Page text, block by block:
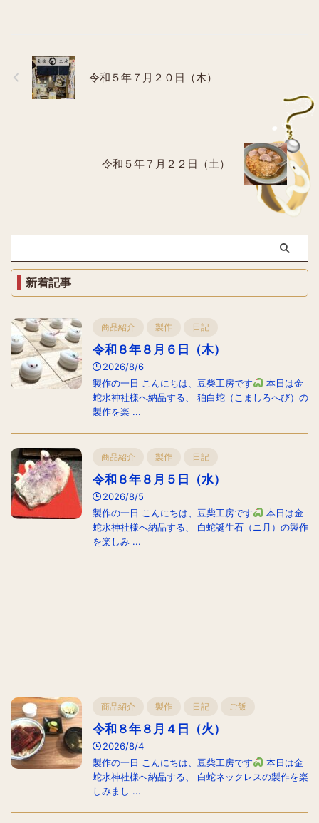
令和５年７月２０日（木）
令和５年７月２２日（土）
新着記事
商品紹介 製作 日記
令和８年８月６日（木）
2026/8/6
製作の一日 こんにちは、豆柴工房です
本日は金
蛇水神社様へ納品する、 狛白蛇（こましろへび）の
製作を楽 ...
商品紹介 製作 日記
令和８年８月５日（水）
2026/8/5
製作の一日 こんにちは、豆柴工房です
本日は金
蛇水神社様へ納品する、 白蛇誕生石（ニ月）の製作
を楽しみ ...
商品紹介 製作 日記 ご飯
令和８年８月４日（火）
2026/8/4
製作の一日 こんにちは、豆柴工房です
本日は金
蛇水神社様へ納品する、 白蛇ネックレスの製作を楽
しみまし ...